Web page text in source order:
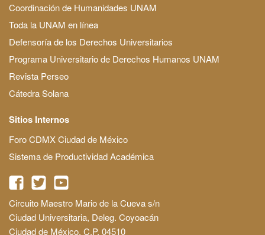
Coordinación de Humanidades UNAM
Toda la UNAM en línea
Defensoría de los Derechos Universitarios
Programa Universitario de Derechos Humanos UNAM
Revista Perseo
Cátedra Solana
Sitios Internos
Foro CDMX Ciudad de México
Sistema de Productividad Académica
Circuito Maestro Mario de la Cueva s/n
Ciudad Universitaria, Deleg. Coyoacán
Ciudad de México, C.P. 04510